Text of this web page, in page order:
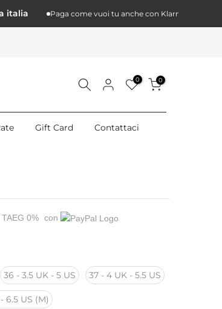
Paga come vuoi tu anche con Klarna a 3 rate
0 0
Gift Card Contattaci
0% con
36 - 3.5 UK - 5 US 37 - 4 UK - 5.5 US
6.5 US (M)